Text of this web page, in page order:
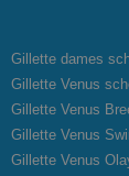
Gillette dames
Gillette Venus
Gillette Venus
Gillette Venus
Gillette Venus